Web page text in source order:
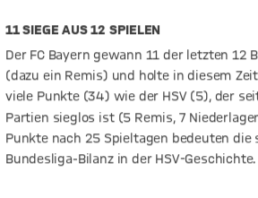
11 SIEGE AUS 12 SPIELEN
Der FC Bayern gewann 11 der letzten 12
(dazu ein Remis) und holte in diesem
viele Punkte (34) wie der HSV (5), der
Partien sieglos ist (5 Remis, 7
Punkte nach 25 Spieltagen bedeuten die
Bundesliga-Bilanz in der HSV-Geschichte.